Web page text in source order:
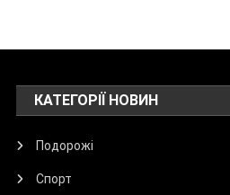
КАТЕГОРІЇ НОВИН
Подорожі
Спорт